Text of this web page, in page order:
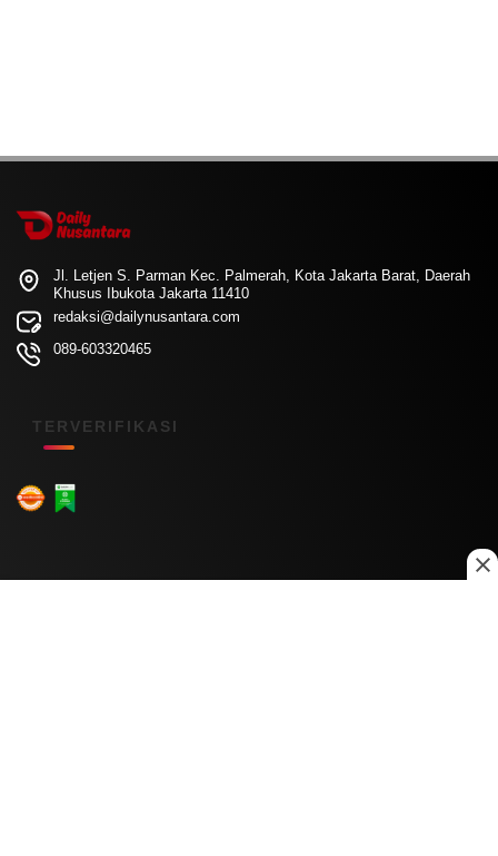
Jl. Letjen S. Parman Kec. Palmerah, Kota Jakarta Barat, Daerah
Khusus Ibukota Jakarta 11410
redaksi@dailynusantara.com
089-603320465
TERVERIFIKASI